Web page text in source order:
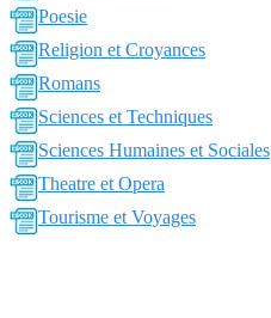
Poesie
Religion et Croyances
Romans
Sciences et Techniques
Sciences Humaines et Sociales
Theatre et Opera
Tourisme et Voyages